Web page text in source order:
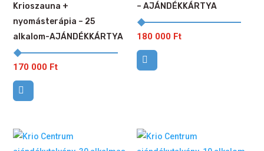
Krioszauna +
nyomásterápia – 25
alkalom-AJÁNDÉKKÁRTYA
170 000 Ft
– AJÁNDÉKKÁRTYA
180 000 Ft